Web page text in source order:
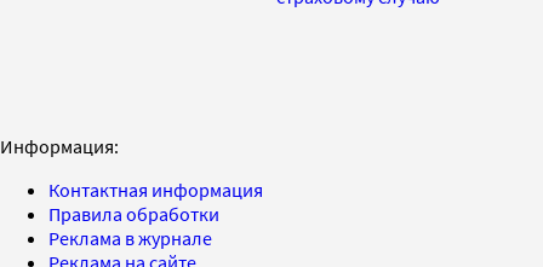
Информация:
Контактная информация
Правила обработки
Реклама в журнале
Реклама на сайте